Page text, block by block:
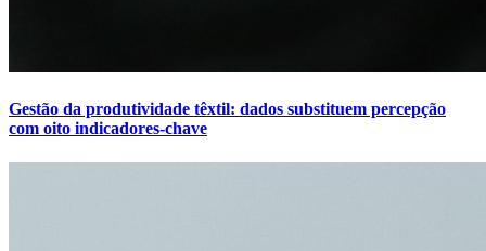
Gestão da produtividade têxtil: dados substituem percepção
com oito indicadores-chave